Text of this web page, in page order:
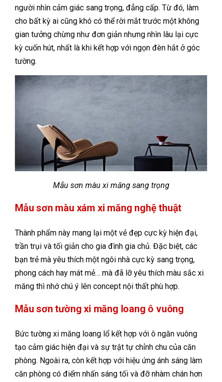
người nhìn cảm giác sang trọng, đẳng cấp. Từ đó, làm
cho bất kỳ ai cũng khó có thể rời mắt trước một không
gian tưởng chừng như đơn giản nhưng nhìn lâu lại cực
kỳ cuốn hút, nhất là khi kết hợp với ngọn đèn hắt ở góc
tường.
Mẫu sơn màu xi măng sang trọng
Mẫu sơn màu xám xi măng nghệ thuật
Thành phẩm này mang lại một vẻ đẹp cực kỳ hiện đại,
trần trụi và tối giản cho gia đình gia chủ. Đặc biệt, các
bạn trẻ mà yêu thích một ngôi nhà cực kỳ sang trọng,
phong cách hay mát mẻ… mà đã lỡ yêu thích màu sắc xi
măng thì nhớ chú ý lên concept nội thất phù hợp.
Mẫu sơn tường xi măng loang ô vuông
Bức tường xi măng loang lổ kết hợp với ô ngăn vuông
tạo cảm giác hiện đại và sự trật tự chỉnh chu của căn
phòng. Ngoài ra, còn kết hợp với hiệu ứng ánh sáng làm
căn phòng có điểm nhấn sáng tối và đỡ nhàm chán hơn